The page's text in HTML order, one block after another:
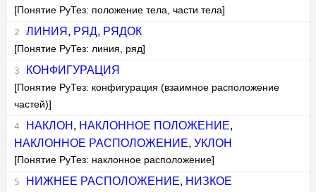
[Понятие РуТез: положение тела, части тела]
ЛИНИЯ , РЯД, РЯДОК
[Понятие РуТез: линия, ряд]
КОНФИГУРАЦИЯ
[Понятие РуТез: конфигурация (взаимное расположение
частей)]
НАКЛОН , НАКЛОННОЕ ПОЛОЖЕНИЕ,
НАКЛОННОЕ РАСПОЛОЖЕНИЕ,УКЛОН
[Понятие РуТез: наклонное расположение]
НИЖНЕЕ РАСПОЛОЖЕНИЕ, НИЗКОЕ